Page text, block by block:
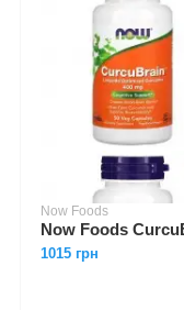
Now Foods
1015 грн